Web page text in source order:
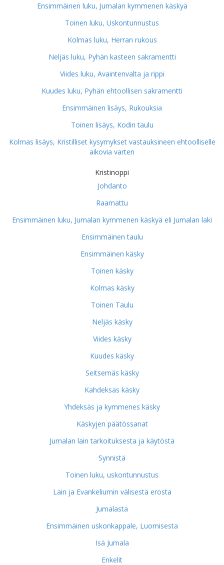
Ensimmäinen luku, Jumalan kymmenen käskyä
Toinen luku, Uskontunnustus
Kolmas luku, Herran rukous
Neljäs luku, Pyhän kasteen sakramentti
Viides luku, Avaintenvalta ja rippi
Kuudes luku, Pyhän ehtoollisen sakramentti
Ensimmäinen lisäys, Rukouksia
Toinen lisäys, Kodin taulu
Kolmas lisäys, Kristilliset kysymykset vastauksineen ehtoolliselle
aikovia varten
Kristinoppi
Johdanto
Raamattu
Ensimmäinen luku, Jumalan kymmenen käskyä eli Jumalan laki
Ensimmäinen taulu
Ensimmäinen käsky
Toinen käsky
Kolmas käsky
Toinen Taulu
Neljäs käsky
Viides käsky
Kuudes käsky
Seitsemäs käsky
Kahdeksas käsky
Yhdeksäs ja kymmenes käsky
Käskyjen päätössanat
Jumalan lain tarkoituksesta ja käytöstä
Synnistä
Toinen luku, uskontunnustus
Lain ja Evankeliumin välisestä erosta
Jumalasta
Ensimmäinen uskonkappale, Luomisesta
Isä Jumala
Enkelit